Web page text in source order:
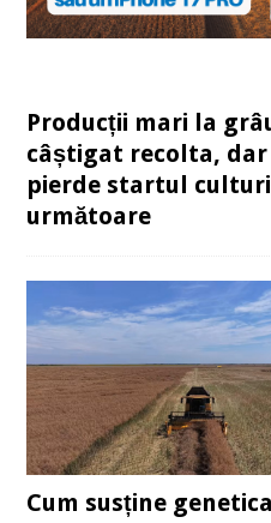
Producții mari la
câștigat recolta, dar
pierde startul
următoare
Cum susține genetica